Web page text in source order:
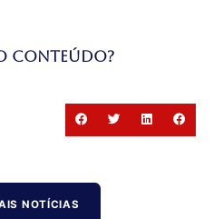
conteúdo?
NOTÍCIAS